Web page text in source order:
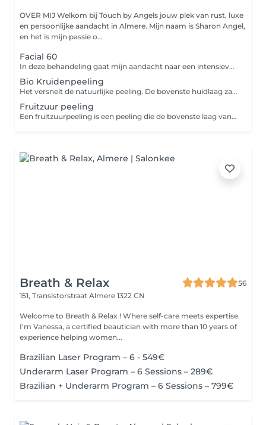
OVER MIJ Welkom bij Touch by Angels jouw plek van rust, luxe
en persoonlijke aandacht in Almere. Mijn naam is Sharon Angel,
en het is mijn passie o...
Facial 60
In deze behandeling gaat mijn aandacht naar een intensieve reiniging van uw huid, algoderm met esserine, peeling, serum, masker en dagcrème aangepast aan uw huid. Deze behandeling is ook geschikt voor jeugd met acne, de mannenhuid icm met licht therapie. Losse Elementen kunnen extra bijgeboekt worden!
Bio Kruidenpeeling
Het versnelt de natuurlijke peeling. De bovenste huidlaag zal volledig afschilferen met als resultaat een nieuwe frisse huid. De massage en de kruiden stimuleren de doorbloeding van de huid, zodat de huidstofwisseling toeneemt. Er worden sneller nieuwe cellen gevormd en het heeft een positieve invloed op de aanmaak van collageen en elastine. De peeling zorgt voor afvlakking van de huidrimpels en een verbetering van de huidkwaliteit, zowel met betrekking tot de kleur als tot de huidtekening. Het reinigt de huid diep van overtollige talgproductie en dode huidcellen. Dit leidt er uiteindelijke toe dat de huid gladder, frisser en elastischer wordt en een satijnachtige zachtheid en uitstraling krijgt. Bio-Kruidenpeeling behandeling is ook in kuurverband te krijgen. Bij interesse passen wij deze in de salon aan! Losse Elementen kunnen extra bijgeboekt worden!
Fruitzuur peeling
Een fruitzuurpeeling is een peeling die de bovenste laag van de huid verweekt. Doordat de dode huidcellen niet meer samenplakken, gaat de huid versneld afschilferen. In de diepere huidlagen wordt de productie van collageen- en elastinevezels geactiveerd waardoor de huid gladder, voller en egaler wordt. Fruitzuur behandeling is ook in kuurverband te krijgen. Bij interesse passen wij deze in de salon aan! Losse Elementen kunnen extra bijgeboekt worden!
Breath & Relax
56
151, Transistorstraat Almere 1322 CN
Welcome to Breath & Relax ! Where self-care meets expertise.
I'm Vanessa, a certified beautician with more than 10 years of
experience helping women...
Brazilian Laser Program – 6 - 549€
Underarm Laser Program – 6 Sessions – 289€
Brazilian + Underarm Program – 6 Sessions – 799€